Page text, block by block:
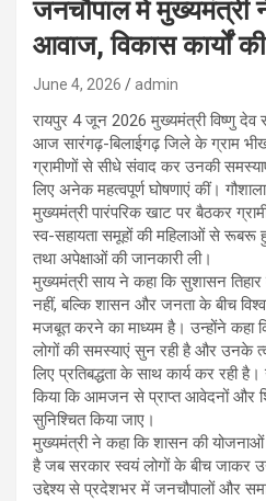
जनचौपाल में मुख्यमंत्री
आवाज, विकास कार्यों
June 4, 2026 admin
रायपुर 4 जून 2026 मुख्यमंत्री विष्णु देव
आज सारंगढ़-बिलाईगढ़ जिले के ग्राम
ग्रामीणों से सीधे संवाद कर उनकी
लिए अनेक महत्वपूर्ण घोषणाएं कीं।
मुख्यमंत्री पारंपरिक खाट पर बैठकर
स्व-सहायता समूहों की महिलाओं से
तथा अपेक्षाओं की जानकारी ली।
मुख्यमंत्री साय ने कहा कि सुशासन
नहीं, बल्कि शासन और जनता के बीच
मजबूत करने का माध्यम है। उन्होंने कहा
लोगों की समस्याएं सुन रही है और उनके
लिए प्रतिबद्धता के साथ कार्य कर रही है।
किया कि आमजन से प्राप्त आवेदनों और
सुनिश्चित किया जाए।
मुख्यमंत्री ने कहा कि शासन की
है जब सरकार स्वयं लोगों के बीच जाकर
उद्देश्य से प्रदेशभर में जनचौपालों और